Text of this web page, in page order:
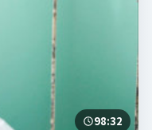
98:32